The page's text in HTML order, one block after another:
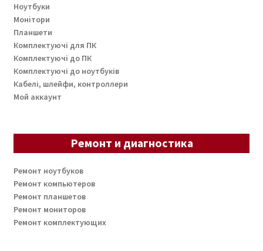
Ноутбуки
Монітори
Планшети
Комплектуючі для ПК
Комплектуючі до ПК
Комплектуючі до ноутбуків
Кабелі, шлейфи, контроллери
Мой аккаунт
Ремонт и диагностика
Ремонт ноутбуков
Ремонт компьютеров
Ремонт планшетов
Ремонт мониторов
Ремонт комплектующих